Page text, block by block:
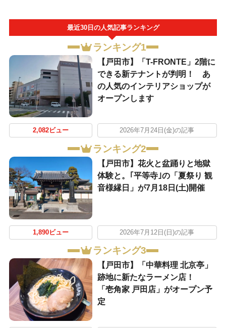
最近30日の人気記事ランキング
ランキング1
【戸田市】「T-FRONTE」2階に
できる新テナントが判明！ あ
の人気のインテリアショップが
オープンします
2,082ビュー 2026年7月24日(金)の記事
ランキング2
【戸田市】花火と盆踊りと地獄
体験と。｢平等寺｣の「夏祭り 観
音様縁日」が7月18日(土)開催
1,890ビュー 2026年7月12日(日)の記事
ランキング3
【戸田市】「中華料理 北京亭」
跡地に新たなラーメン店！
「壱角家 戸田店」がオープン予
定